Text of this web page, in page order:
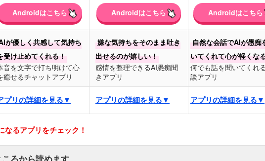
Androidはこちら Androidはこちら Androidはこちら
が優しく共感して気持ち
受け止めてくれる！
音を文字で打ち明けて心
癒せるチャットアプリ
嫌な気持ちをそのまま吐き
出せるのが嬉しい！
感情を整理できるAI愚痴聞
きアプリ
自然な会話でAIが愚痴
いてくれて心が軽くな
何でも話を聞いてくれ
談アプリ
プリの詳細を見る▼ アプリの詳細を見る▼ アプリの詳細を見る▼
なるアプリをチェック！